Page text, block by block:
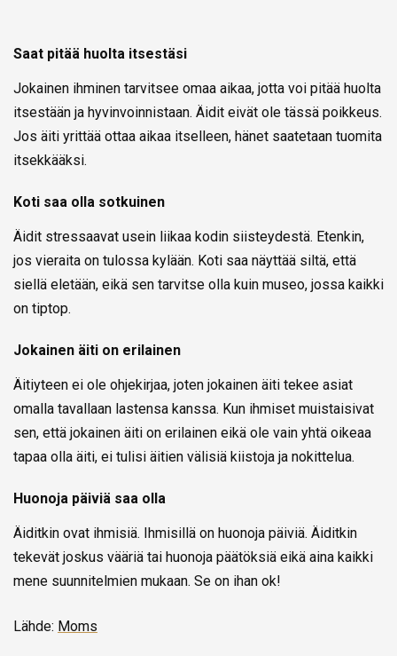
Saat pitää huolta itsestäsi
Jokainen ihminen tarvitsee omaa aikaa, jotta voi pitää huolta
itsestään ja hyvinvoinnistaan. Äidit eivät ole tässä poikkeus.
Jos äiti yrittää ottaa aikaa itselleen, hänet saatetaan tuomita
itsekkääksi.
Koti saa olla sotkuinen
Äidit stressaavat usein liikaa kodin siisteydestä. Etenkin,
jos vieraita on tulossa kylään. Koti saa näyttää siltä, että
siellä eletään, eikä sen tarvitse olla kuin museo, jossa kaikki
on tiptop.
Jokainen äiti on erilainen
Äitiyteen ei ole ohjekirjaa, joten jokainen äiti tekee asiat
omalla tavallaan lastensa kanssa. Kun ihmiset muistaisivat
sen, että jokainen äiti on erilainen eikä ole vain yhtä oikeaa
tapaa olla äiti, ei tulisi äitien välisiä kiistoja ja nokittelua.
Huonoja päiviä saa olla
Äiditkin ovat ihmisiä. Ihmisillä on huonoja päiviä. Äiditkin
tekevät joskus vääriä tai huonoja päätöksiä eikä aina kaikki
mene suunnitelmien mukaan. Se on ihan ok!
Lähde: Moms